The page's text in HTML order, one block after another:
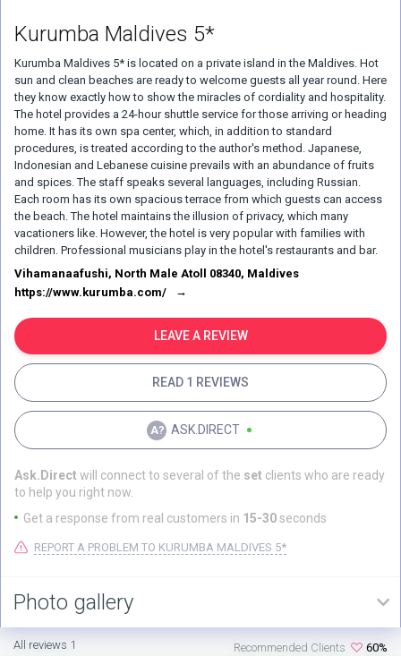
Kurumba Maldives 5*
Kurumba Maldives 5* is located on a private island in the Maldives. Hot
sun and clean beaches are ready to welcome guests all year round. Here
they know exactly how to show the miracles of cordiality and hospitality.
The hotel provides a 24-hour shuttle service for those arriving or heading
home. It has its own spa center, which, in addition to standard
procedures, is treated according to the author's method. Japanese,
Indonesian and Lebanese cuisine prevails with an abundance of fruits
and spices. The staff speaks several languages, including Russian.
Each room has its own spacious terrace from which guests can access
the beach. The hotel maintains the illusion of privacy, which many
vacationers like. However, the hotel is very popular with families with
children. Professional musicians play in the hotel's restaurants and bar.
Vihamanaafushi, North Male Atoll 08340, Maldives
https://www.kurumba.com/
LEAVE A REVIEW
READ 1 REVIEWS
ASK.DIRECT
Ask.Direct will connect to several of the set clients who are ready
to help you right now.
Get a response from real customers in 15-30seconds
REPORT A PROBLEM TO KURUMBA MALDIVES 5*
Photo gallery
All reviews 1 60%
Recommended Clients